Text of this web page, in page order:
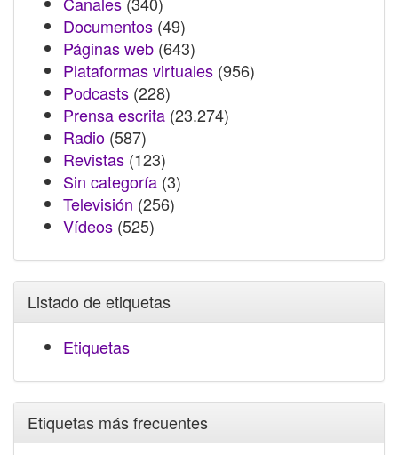
Documentos (49)
Páginas web (643)
Plataformas virtuales (956)
Podcasts (228)
Prensa escrita (23.274)
Radio (587)
Revistas (123)
Sin categoría (3)
Televisión (256)
Vídeos (525)
Listado de etiquetas
Etiquetas
Etiquetas más frecuentes